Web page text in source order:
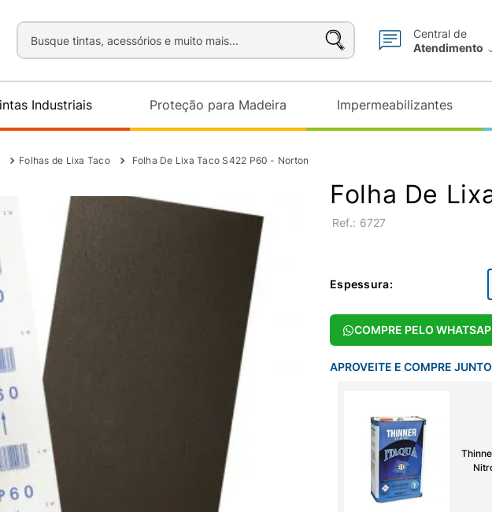
Busque tintas, acessórios e muito mais...
Central de
Atendimento
Industriais Proteção para Madeira Impermeabilizantes
Folhas de Lixa Taco Folha De Lixa Taco S422 P60 - Norton
Folha De
: 6727
Espessura:
COMPRE PELO
APROVEITE E COMPRE JUNTO